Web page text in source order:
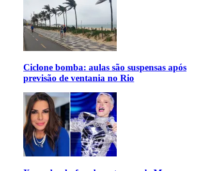
Ciclone bomba: aulas são suspensas após
previsão de ventania no Rio